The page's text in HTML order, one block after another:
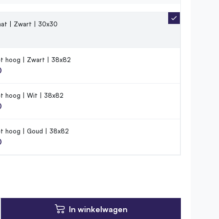
| Zwart | 30x30
hoog | Zwart | 38x82
hoog | Wit | 38x82
hoog | Goud | 38x82
In winkelwagen